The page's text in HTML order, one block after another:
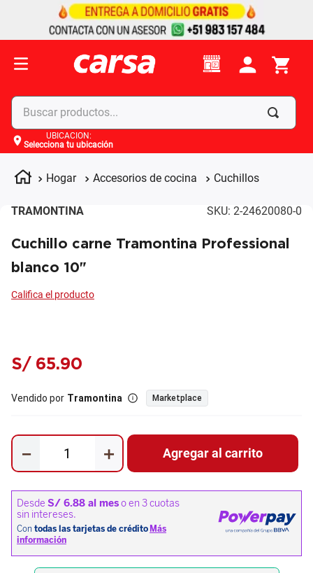
Buscar productos...
UBICACIÓN:
Selecciona tu ubicación
Hogar Accesorios de cocina Cuchillos
TRAMONTINA SKU: 2-24620080-0
Cuchillo carne Tramontina Professional
blanco 10"
S/ 65.90
Vendido por Tramontina Marketplace
＋
－ Agregar al carrito
Términos más buscados
4. apple